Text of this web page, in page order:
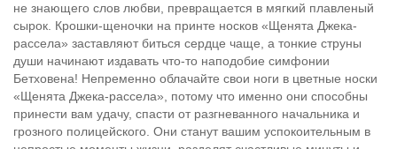
не знающего слов любви, превращается в мягкий плавленый
сырок. Крошки-щеночки на принте носков «Щенята Джека-
рассела» заставляют биться сердце чаще, а тонкие струны
души начинают издавать что-то наподобие симфонии
Бетховена! Непременно облачайте свои ноги в цветные носки
«Щенята Джека-рассела», потому что именно они способны
принести вам удачу, спасти от разгневанного начальника и
грозного полицейского. Они станут вашим успокоительным в